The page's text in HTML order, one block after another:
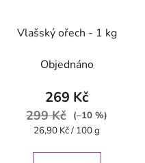
Vlašský ořech - 1 kg
Objednáno
269 Kč
299 Kč
(–10 %)
Měrná
26,90 Kč / 100 g